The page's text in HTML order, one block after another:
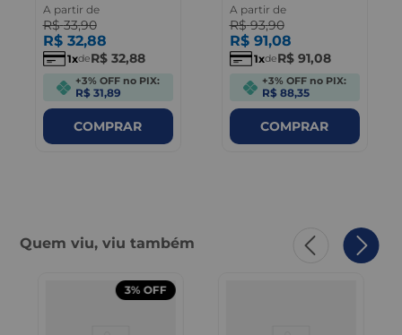
A partir de
R$ 33,90
R$ 32,88
1 deR$ 32,88
+3% OFF no PIX:
R$ 31,89
COMPRAR
A partir de
R$ 93,90
R$ 91,08
1 deR$ 91,08
+3% OFF no PIX:
R$ 88,35
COMPRAR
Quem viu, viu também
3% OFF